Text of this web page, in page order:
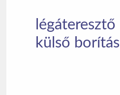
légáteresztő
külső borítás